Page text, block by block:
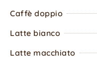
Caffè doppio
Latte bianco
Latte macchiato